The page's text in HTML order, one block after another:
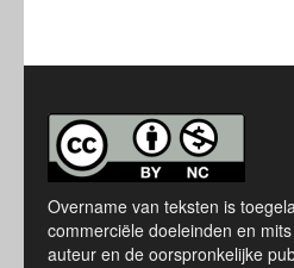
Overname van teksten is
commerciële doeleinden en
auteur en de oorspronkelijke